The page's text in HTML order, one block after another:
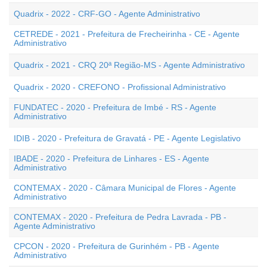
Quadrix - 2022 - CRF-GO - Agente Administrativo
CETREDE - 2021 - Prefeitura de Frecheirinha - CE - Agente
Administrativo
Quadrix - 2021 - CRQ 20ª Região-MS - Agente Administrativo
Quadrix - 2020 - CREFONO - Profissional Administrativo
FUNDATEC - 2020 - Prefeitura de Imbé - RS - Agente
Administrativo
IDIB - 2020 - Prefeitura de Gravatá - PE - Agente Legislativo
IBADE - 2020 - Prefeitura de Linhares - ES - Agente
Administrativo
CONTEMAX - 2020 - Câmara Municipal de Flores - Agente
Administrativo
CONTEMAX - 2020 - Prefeitura de Pedra Lavrada - PB -
Agente Administrativo
CPCON - 2020 - Prefeitura de Gurinhém - PB - Agente
Administrativo